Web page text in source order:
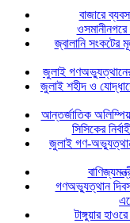
বাজারে
জ্বালানি সংকটের
জুলাই
জুলাই শহীদ ও
আন্তর্জাতিক
সিসিকের
জুলাই গণ-
গণঅভ্যুত্থান দিবস
টাঙ্গুয়ার